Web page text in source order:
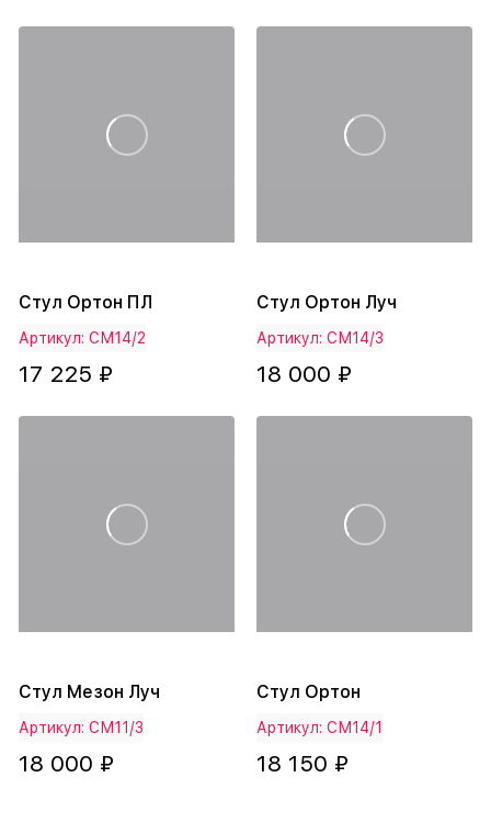
Стул Ортон ПЛ
Артикул: СМ14/2
17 225 ₽
Стул Ортон Луч
Артикул: СМ14/3
18 000 ₽
Стул Мезон Луч
Артикул: СМ11/3
18 000 ₽
Стул Ортон
Артикул: СМ14/1
18 150 ₽